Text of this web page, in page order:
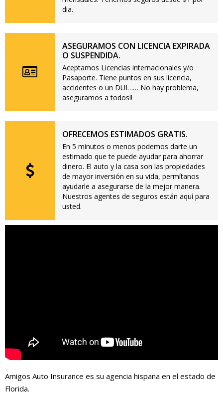
dia.
ASEGURAMOS CON LICENCIA EXPIRADA
O SUSPENDIDA.
Aceptamos Licencias internacionales y/o
Pasaporte. Tiene puntos en sus licencia,
accidentes o un DUI…… No hay problema,
aseguramos a todos!!
OFRECEMOS ESTIMADOS GRATIS.
En 5 minutos o menos podemos darte un
estimado que te puede ayudar para ahorrar
dinero. El auto y la casa son las propiedades
de mayor inversión en su vida, permítanos
ayudarle a asegurarse de la mejor manera.
Nuestros agentes de seguros están aquí para
usted.
Amigos Auto Insurance es su agencia hispana en el estado de
Florida.